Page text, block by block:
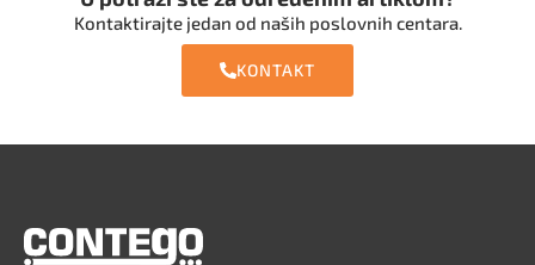
Kontaktirajte jedan od naših poslovnih centara.
KONTAKT